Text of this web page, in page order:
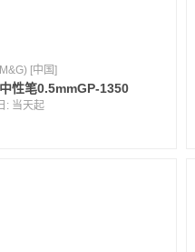
[中国]
中性笔0.5mmGP-1350
: 当天起